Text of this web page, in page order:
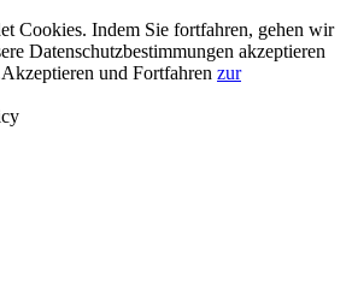
Cookies. Indem Sie fortfahren, gehen wir
Datenschutzbestimmungen akzeptieren
Akzeptieren und Fortfahren zur